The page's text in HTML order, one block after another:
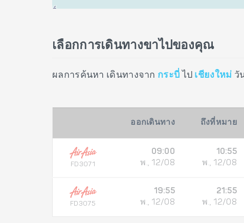
เลือกการเดินทางขาไปของคุณ
ผลการค้นหา เดินทางจาก กระบี่ ไป เชียงใหม่ วั
ออกเดินทาง ถึงที่หมาย
FD3071
09:00
พ., 12/08
10:55
พ., 12/08
FD3075
19:55
พ., 12/08
21:55
พ., 12/08